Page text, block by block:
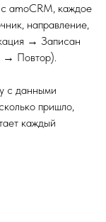
amoCRM, каждое
направление,
→ Записан
→ Повтор).
с данными
пришло,
каждый